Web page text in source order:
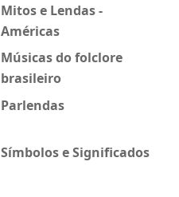
Mitos e Lendas -
Américas
Músicas do folclore
brasileiro
Parlendas
Símbolos e Significados